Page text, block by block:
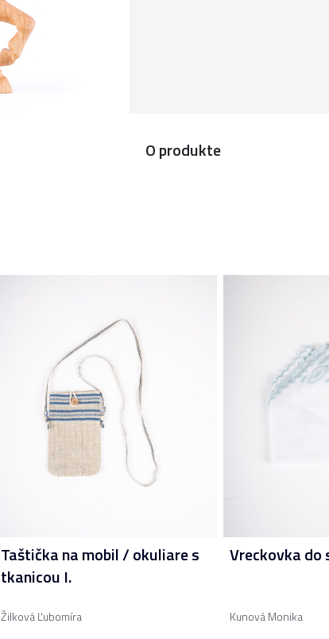
O produkte
Taštička na mobil / okuliare s
tkanicou I.
Žilková Ľubomíra
Vreckovka do
Kunová Monika